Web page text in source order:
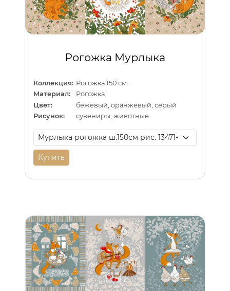
Рогожка Мурлыка
Коллекция: Рогожка 150 см.
Материал:
Рогожка
Цвет:
бежевый, оранжевый, серый
Рисунок:
сувениры, животные
Купить